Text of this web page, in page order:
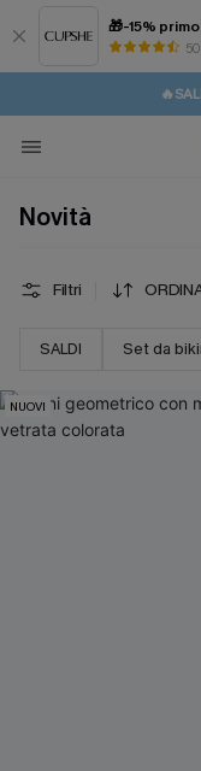
🎁-15%
⚡️-15% SUGLI
Novità
Filtri
SALDI Set da
NUOVI